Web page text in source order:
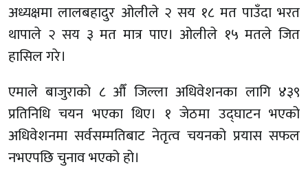
अध्यक्षमा लालबहादुर ओलीले २ सय १८ मत पाउँदा भरत
थापाले २ सय ३ मत मात्र पाए। ओलीले १५ मतले जित
हासिल गरे।
एमाले बाजुराको ८ औँ जिल्ला अधिवेशनका लागि ४३९
प्रतिनिधि चयन भएका थिए। १ जेठमा उद्घाटन भएको
अधिवेशनमा सर्वसम्मतिबाट नेतृत्व चयनको प्रयास सफल
नभएपछि चुनाव भएको हो।